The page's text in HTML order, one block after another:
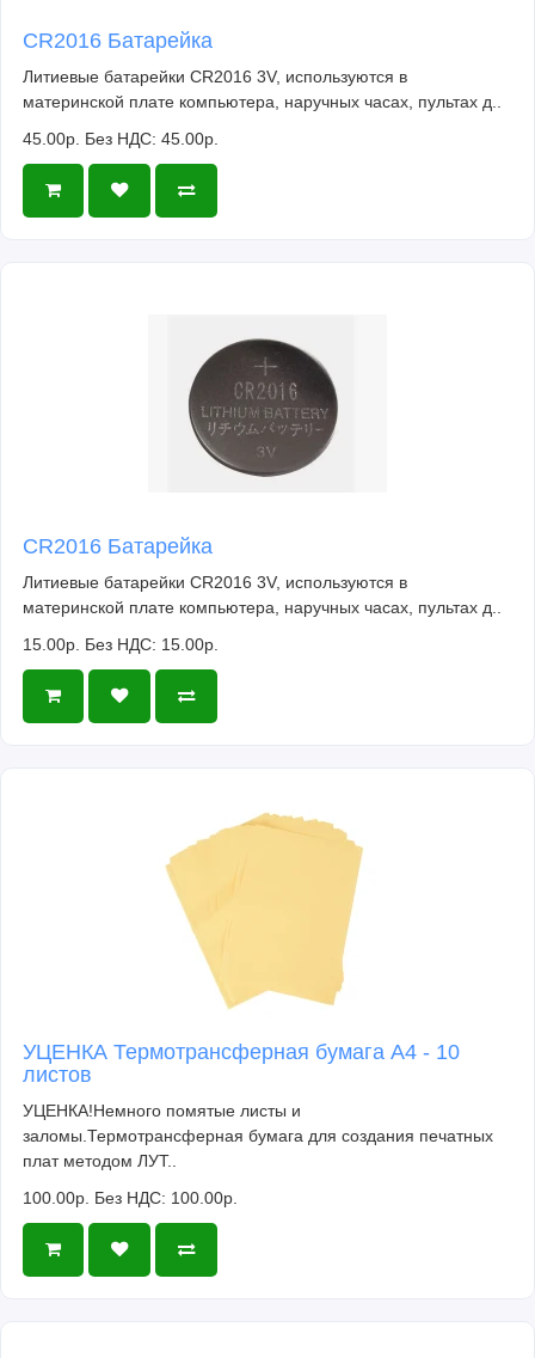
CR2016 Батарейка
Литиевые батарейки CR2016 3V, используются в
материнской плате компьютера, наручных часах, пультах д..
45.00р. Без НДС: 45.00р.
CR2016 Батарейка
Литиевые батарейки CR2016 3V, используются в
материнской плате компьютера, наручных часах, пультах д..
15.00р. Без НДС: 15.00р.
УЦЕНКА Термотрансферная бумага А4 - 10
листов
УЦЕНКА!Немного помятые листы и
заломы.Термотрансферная бумага для создания печатных
плат методом ЛУТ..
100.00р. Без НДС: 100.00р.